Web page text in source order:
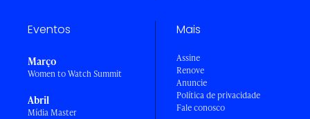
Eventos
Março
Women to Watch Summit
Abril
Mídia Master
Mais
Assine
Renove
Anuncie
Política de privacidade
Fale conosco